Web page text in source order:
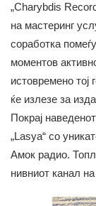
„Charybdis
на мастеринг
соработка
моментов
истовремено тој
ќе излезе за
Покрај
„Lasya“ со
Амок радио.
нивниот канал на